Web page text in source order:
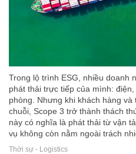
Trong lộ trình ESG, nhiều doanh
phát thải trực tiếp của mình:
phòng. Nhưng khi khách hàng
chuỗi, Scope 3 trở thành thách
này có nghĩa là phát thải từ vận
vụ không còn nằm ngoài trách
Thời sự - Logistics